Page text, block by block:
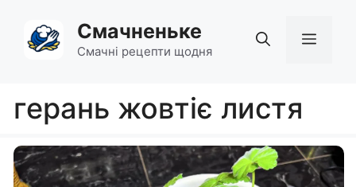
вмісту
Смачненьке
Смачні рецепти щодня
герань жовтіє листя